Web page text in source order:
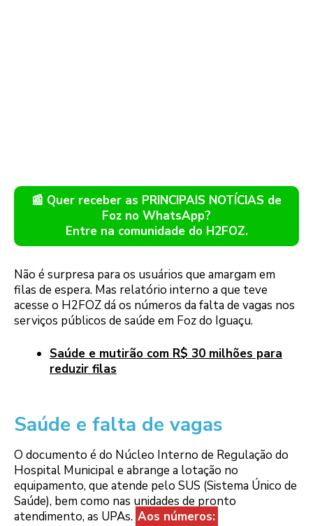
📰 Quer receber as PRINCIPAIS NOTÍCIAS de
Foz no WhatsApp?
Entre na comunidade do H2FOZ.
Não é surpresa para os usuários que amargam em
filas de espera. Mas relatório interno a que teve
acesse o H2FOZ dá os números da falta de vagas nos
serviços públicos de saúde em Foz do Iguaçu.
Saúde e mutirão com R$ 30 milhões para
reduzir filas
Saúde e falta de vagas
O documento é do Núcleo Interno de Regulação do
Hospital Municipal e abrange a lotação no
equipamento, que atende pelo SUS (Sistema Único de
Saúde), bem como nas unidades de pronto
atendimento, as UPAs. Aos números: